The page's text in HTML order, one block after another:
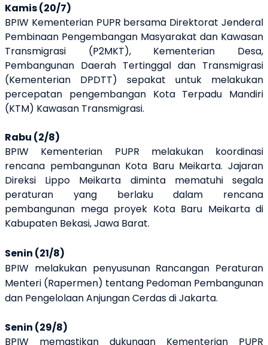
Kamis (20/7)
BPIW Kementerian PUPR bersama Direktorat Jenderal
Pembinaan Pengembangan Masyarakat dan Kawasan
Transmigrasi (P2MKT), Kementerian Desa,
Pembangunan Daerah Tertinggal dan Transmigrasi
(Kementerian DPDTT) sepakat untuk melakukan
percepatan pengembangan Kota Terpadu Mandiri
(KTM) Kawasan Transmigrasi.
Rabu (2/8)
BPIW Kementerian PUPR melakukan koordinasi
rencana pembangunan Kota Baru Meikarta. Jajaran
Direksi Lippo Meikarta diminta mematuhi segala
peraturan yang berlaku dalam rencana
pembangunan mega proyek Kota Baru Meikarta di
Kabupaten Bekasi, Jawa Barat.
Senin (21/8)
BPIW melakukan penyusunan Rancangan Peraturan
Menteri (Rapermen) tentang Pedoman Pembangunan
dan Pengelolaan Anjungan Cerdas di Jakarta.
Senin (29/8)
BPIW memastikan dukungan Kementerian PUPR